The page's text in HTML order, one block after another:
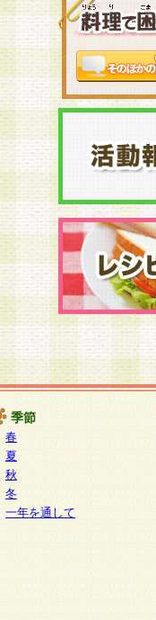
季節
春
夏
秋
冬
一年を通して